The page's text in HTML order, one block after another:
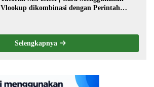
Vlookup dikombinasi dengan Perintah
Selengkapnya